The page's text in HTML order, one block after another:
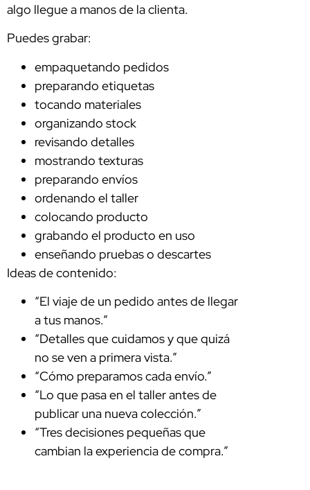
algo llegue a manos de la clienta.
Puedes grabar:
empaquetando pedidos
preparando etiquetas
tocando materiales
organizando stock
revisando detalles
mostrando texturas
preparando envíos
ordenando el taller
colocando producto
grabando el producto en uso
enseñando pruebas o descartes
Ideas de contenido:
“El viaje de un pedido antes de llegar
a tus manos.”
“Detalles que cuidamos y que quizá
no se ven a primera vista.”
“Cómo preparamos cada envío.”
“Lo que pasa en el taller antes de
publicar una nueva colección.”
“Tres decisiones pequeñas que
cambian la experiencia de compra.”